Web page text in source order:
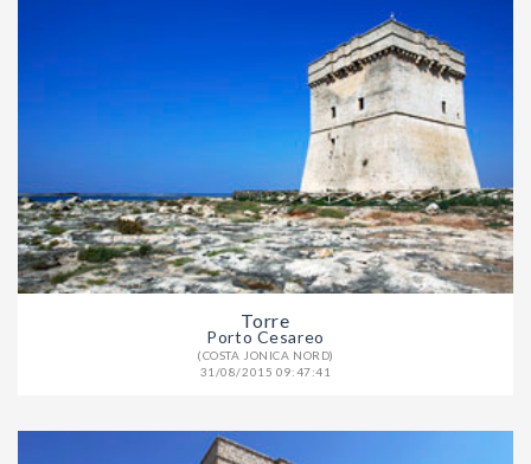
Torre
Porto Cesareo
(COSTA JONICA NORD)
31/08/2015 09:47:41